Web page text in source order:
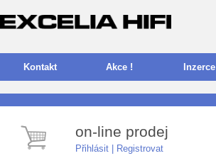
Kontakt Akce ! nzerce
on-line prodej
Přihlásit Registrovat